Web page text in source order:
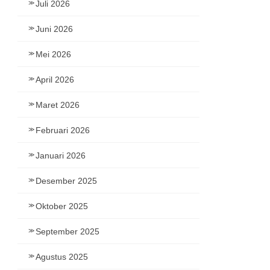
Juli 2026
Juni 2026
Mei 2026
April 2026
Maret 2026
Februari 2026
Januari 2026
Desember 2025
Oktober 2025
September 2025
Agustus 2025